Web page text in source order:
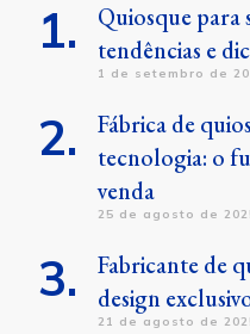
Quiosque para
tendências e
1 de setembro de
Fábrica de
tecnologia: o
venda
25 de agosto de
Fabricante de
design
21 de agosto de